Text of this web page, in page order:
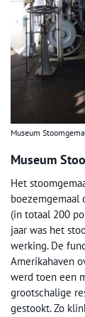
Museum
Museum
Het
(in totaal 200
jaar was het
werking. De
Amerikahaven
werd toen een
grootschalige
gestookt. Zo